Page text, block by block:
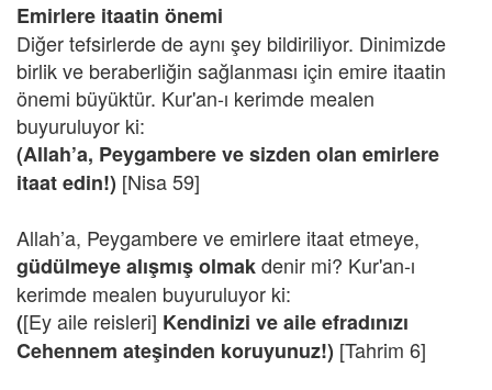
Emirlere itaatin önemi
Diğer tefsirlerde de aynı şey bildiriliyor. Dinimizde
birlik ve beraberliğin sağlanması için emire itaatin
önemi büyüktür. Kur'an-ı kerimde mealen
buyuruluyor ki:
(Allah’a, Peygambere ve sizden olan emirlere
itaat edin!) [Nisa 59]
Allah’a, Peygambere ve emirlere itaat etmeye,
güdülmeye alışmış olmakdenir mi? Kur'an-ı
kerimde mealen buyuruluyor ki:
([Ey aile reisleri] Kendinizi ve aile efradınızı
Cehennem ateşinden koruyunuz!) [Tahrim 6]